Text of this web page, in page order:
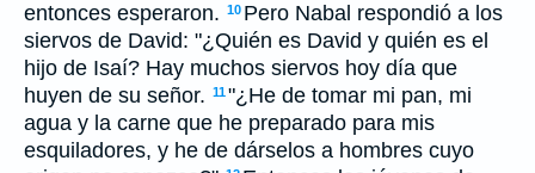
entonces esperaron. 10 Pero Nabal respondió a los
siervos de David: "¿Quién es David y quién es el
hijo de Isaí? Hay muchos siervos hoy día que
huyen de su señor. 11"¿He de tomar mi pan, mi
agua y la carne que he preparado para mis
esquiladores, y he de dárselos a hombres cuyo